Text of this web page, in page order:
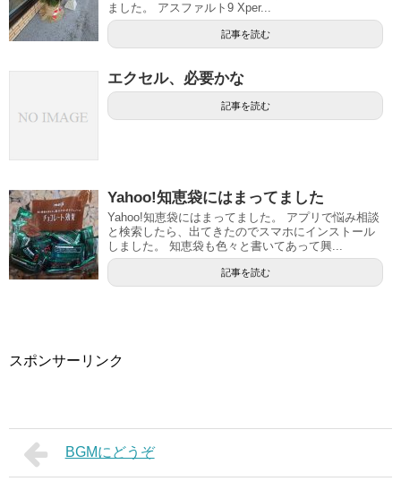
ました。 アスファルト9 Xper...
記事を読む
エクセル、必要かな
記事を読む
Yahoo!知恵袋にはまってました
Yahoo!知恵袋にはまってました。 アプリで悩み相談
と検索したら、出てきたのでスマホにインストール
しました。 知恵袋も色々と書いてあって興...
記事を読む
スポンサーリンク
BGMにどうぞ